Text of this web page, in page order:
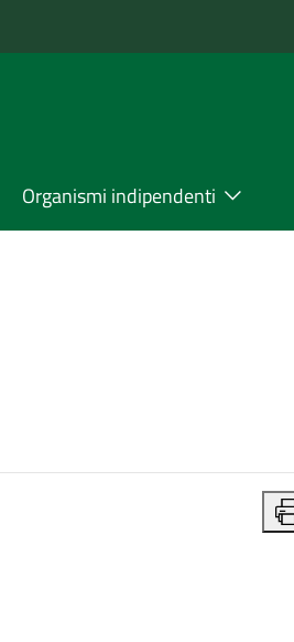
Organismi indipendenti